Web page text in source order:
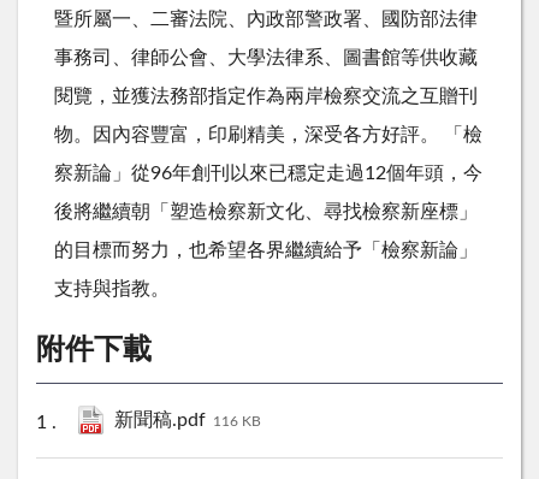
暨所屬一、二審法院、內政部警政署、國防部法律
事務司、律師公會、大學法律系、圖書館等供收藏
閱覽，並獲法務部指定作為兩岸檢察交流之互贈刊
物。因內容豐富，印刷精美，深受各方好評。 「檢
察新論」從96年創刊以來已穩定走過12個年頭，今
後將繼續朝「塑造檢察新文化、尋找檢察新座標」
的目標而努力，也希望各界繼續給予「檢察新論」
支持與指教。
附件下載
新聞稿.pdf 116 KB